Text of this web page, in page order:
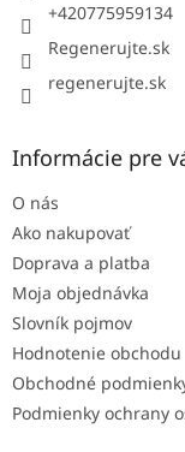
+420775959134
Regenerujte.sk
regenerujte.sk
Informácie pre
O nás
Ako nakupovať
Doprava a platba
Moja objednávka
Slovník pojmov
Hodnotenie obchodu
Obchodné
Podmienky ochrany